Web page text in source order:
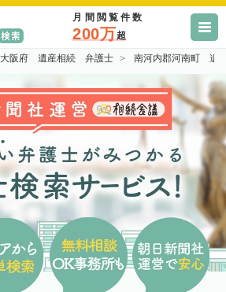
月間閲覧件数
200万超
大阪府 遺産相続 弁護士 南河内郡河南町 遺